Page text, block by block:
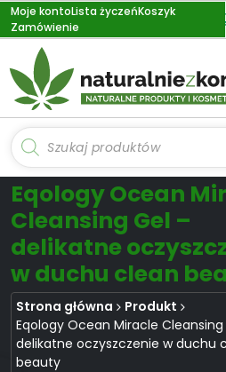
Przejdź
do
treści
Moje kontoLista życzeńKoszyk
Zamówienie
Wyszukiwarka
produktów
Eqology Ocean
Cleansing Gel –
delikatne
w duchu clean
Strona główna
Produkt
Eqology Ocean Miracle Cleansing
delikatne oczyszczenie w duchu
beauty